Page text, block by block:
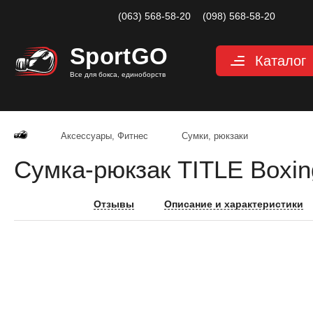
(063) 568-58-20 (098) 568-58-20
SportGO
Все для бокса, единоборств
Каталог
Боксерские
Мешки, груши,
Аксессуары, Фитнес Сумки, рюкзаки
Сумка-рюкзак TITLE
Отзывы Описание и характеристики